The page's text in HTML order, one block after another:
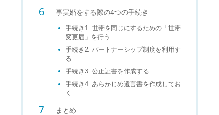
事実婚をする際の4つの手続き
手続き1. 世帯を同じにするための「世帯
変更届」を行う
手続き2. パートナーシップ制度を利用す
る
手続き3. 公正証書を作成する
手続き4. あらかじめ遺言書を作成してお
く
まとめ